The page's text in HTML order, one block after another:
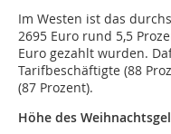
Im Westen ist das
2695 Euro rund 5,5
Euro gezahlt wurden.
Tarifbeschäftigte (88
(87 Prozent).
Höhe des